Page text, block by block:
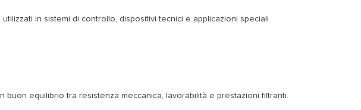
in sistemi di controllo, dispositivi tecnici e applicazioni speciali.
equilibrio tra resistenza meccanica, lavorabilità e prestazioni filtranti.